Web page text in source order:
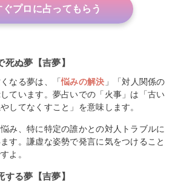
ぐプロに占ってもらう
ぬ夢【吉夢】
なる夢は、「悩みの解決 」「対人関係の
ています。夢占いでの「火事」は「古い
してなくすこと」を意味します。
み、特に特定の誰かとの対人トラブルに
す。謙虚な姿勢で発言に気をつけること
よ。
る夢【吉夢】